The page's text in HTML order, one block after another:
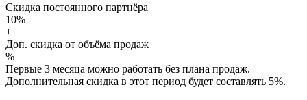
Скидка постоянного партнёра
10%
+
Доп. скидка от объёма продаж
%
Первые 3 месяца можно работать без плана продаж.
Дополнительная скидка в этот период будет составлять 5%.